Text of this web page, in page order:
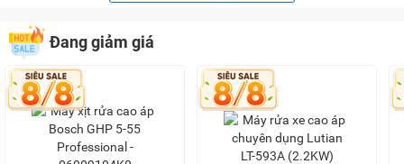
Đang giảm giá